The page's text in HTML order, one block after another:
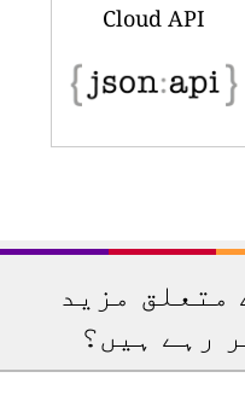
Cloud API
متعلق مزید
رہے ہیں؟